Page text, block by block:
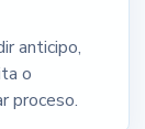
anticipo,
o
proceso.